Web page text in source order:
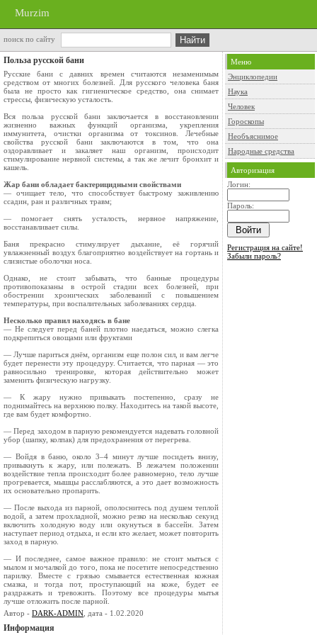
Murzim
поиск по сайту
Польза русской бани
Русские бани с давних времен считаются незаменимым
средством от многих болезней. Для русского человека баня
была не просто как гигиеническое средство, она снимает
стрессы, физическую усталость.
Вся польза русской бани заключается в восстановлении
жизненно важных функций организма, укрепления
иммунитета, очистки организма от токсинов. Лечебные
свойства русской бани заключаются в том, что она
оздоравливает и закаляет наш организм, происходит
стимулирование нервной системы, а так же лечит бронхит и
кашель.
Жар бани обладает бактерицидными свойствами
— очищает тело, что способствует быстрому заживлению
ссадин, ран и различных травм;
— помогает снять усталость, нервное напряжение,
восстанавливает силы.
Баня прекрасно стимулирует дыхание, её горячий
увлажненный воздух благоприятно воздействует на гортань и
слизистые оболочки носа.
Однако, не стоит забывать, что банные процедуры
противопоказаны в острой стадии всех болезней, при
обострении хронических заболеваний с повышением
температуры, при воспалительных заболеваниях сердца.
Несколько правил находясь в бане
— Не следует перед баней плотно наедаться, можно слегка
подкрепиться овощами или фруктами
— Лучше париться днём, организм еще полон сил, и вам легче
будет перенести эту процедуру. Считается, что парная — это
равносильно тренировке, которая действительно может
заменить физическую нагрузку.
— К жару нужно привыкать постепенно, сразу не
поднимайтесь на верхнюю полку. Находитесь на такой высоте,
где вам будет комфортно.
— Перед заходом в парную рекомендуется надевать головной
убор (шапку, колпак) для предохранения от перегрева.
— Войдя в баню, около 3–4 минут лучше посидеть внизу,
привыкнуть к жару, или полежать. В лежачем положении
воздействие тепла происходит более равномерно, тело лучше
прогревается, мышцы расслабляются, а это дает возможность
их основательно пропарить.
— После выхода из парной, ополоснитесь под душем теплой
водой, а затем прохладной, можно резко на несколько секунд
включить холодную воду или окунуться в бассейн. Затем
наступает период отдыха, и если кто желает, может повторить
заход в парную.
— И последнее, самое важное правило: не стоит мыться с
мылом и мочалкой до того, пока не посетите непосредственно
парилку. Вместе с грязью смывается естественная кожная
смазка, и тогда пот, проступающий на коже, будет ее
раздражать и тревожить. Поэтому все процедуры мытья
лучше отложить после парной.
Автор - DARK-ADMIN , дата - 1.02.2020
Информация
Меню
Энциклопедии
Наука
Человек
Гороскопы
Необъяснимое
Народные средства
Авторизация
Логин:
Пароль:
Регистрация на сайте!
Забыли пароль?